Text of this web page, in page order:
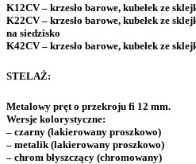
K12CV – krzesło barowe, kubełek ze
K22CV – krzesło barowe, kubełek ze
na siedzisko
K42CV – krzesło barowe, kubełek ze
STELAŻ:
Metalowy pręt o przekroju fi 12 mm.
Wersje kolorystyczne:
– czarny (lakierowany proszkowo)
– metalik (lakierowany proszkowo)
– chrom błyszczący (chromowany)